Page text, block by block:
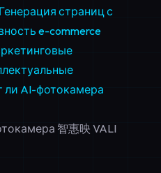
Генерация страниц с
e-commerce
ли AI-фотокамера
智惠映 VALI